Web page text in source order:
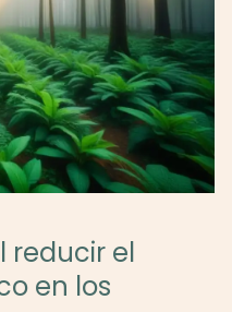
reducir el
en los